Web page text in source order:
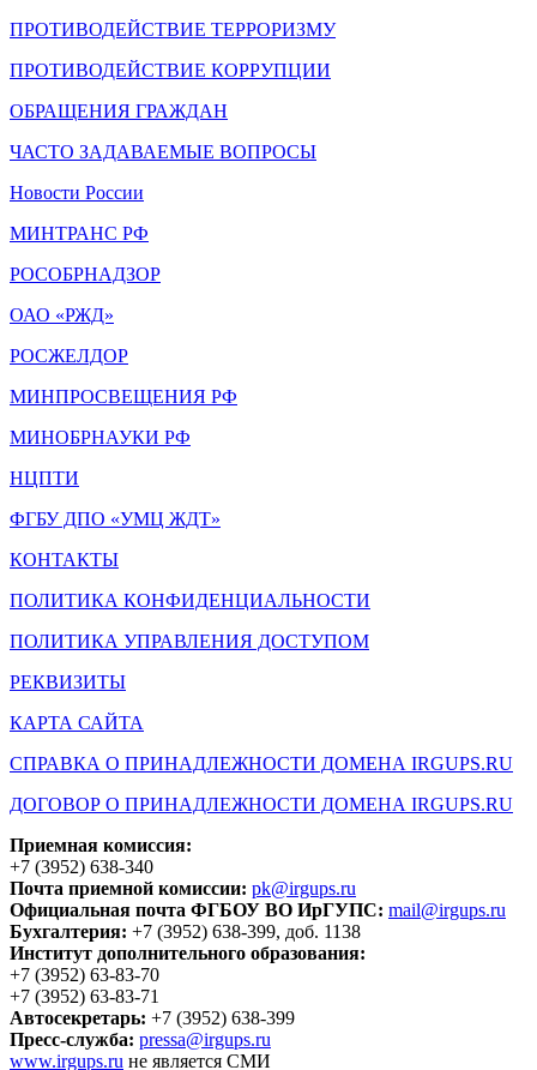
ПРОТИВОДЕЙСТВИЕ ТЕРРОРИЗМУ
ПРОТИВОДЕЙСТВИЕ КОРРУПЦИИ
ОБРАЩЕНИЯ ГРАЖДАН
ЧАСТО ЗАДАВАЕМЫЕ ВОПРОСЫ
Новости России
МИНТРАНС РФ
РОСОБРНАДЗОР
ОАО «РЖД»
РОСЖЕЛДОР
МИНПРОСВЕЩЕНИЯ РФ
МИНОБРНАУКИ РФ
НЦПТИ
ФГБУ ДПО «УМЦ ЖДТ»
КОНТАКТЫ
ПОЛИТИКА КОНФИДЕНЦИАЛЬНОСТИ
ПОЛИТИКА УПРАВЛЕНИЯ ДОСТУПОМ
РЕКВИЗИТЫ
КАРТА САЙТА
СПРАВКА О ПРИНАДЛЕЖНОСТИ ДОМЕНА IRGUPS.RU
ДОГОВОР О ПРИНАДЛЕЖНОСТИ ДОМЕНА IRGUPS.RU
Приемная комиссия:
+7 (3952) 638-340
Почта приемной комиссии: pk@irgups.ru
Официальная почта ФГБОУ ВО ИрГУПС: mail@irgups.ru
Бухгалтерия: +7 (3952) 638-399, доб. 1138
Институт дополнительного образования:
+7 (3952) 63-83-70
+7 (3952) 63-83-71
Автосекретарь: +7 (3952) 638-399
Пресс-служба: pressa@irgups.ru
www.irgups.ru не является СМИ